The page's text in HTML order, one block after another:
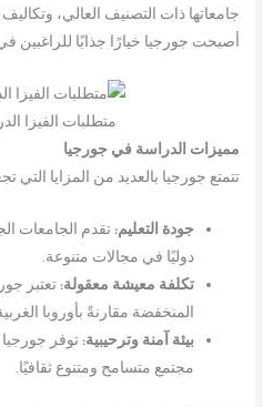
جامعاتها ذات التصنيف العالي، وتكاليف
أصبحت جورجيا خيارًا جذابًا للراغبين
متطلبات الفيزا
مميزات الدراسة في جورجيا
تتمتع جورجيا بالعديد من المزايا التي
جودة التعليم: تقدم الجامعات
دوليًا في مجالات متنوعة.
تكلفة معيشة معقولة: تعتبر
المنخفضة مقارنةً بأوروبا
بيئة آمنة وترحيبية: توفر جورجيا
مجتمع متسامح ومتنوع ثقافيًا.